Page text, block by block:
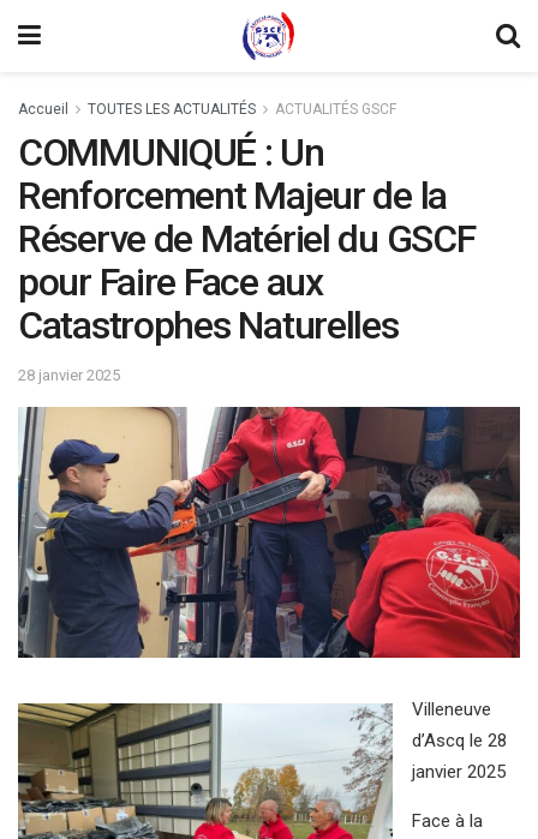
Accueil TOUTES LES ACTUALITÉS ACTUALITÉS GSCF
COMMUNIQUÉ : Un
Renforcement Majeur de la
Réserve de Matériel du GSCF
pour Faire Face aux
Catastrophes Naturelles
28 janvier 2025
Villeneuve
d’Ascq le 28
janvier 2025
Face à la